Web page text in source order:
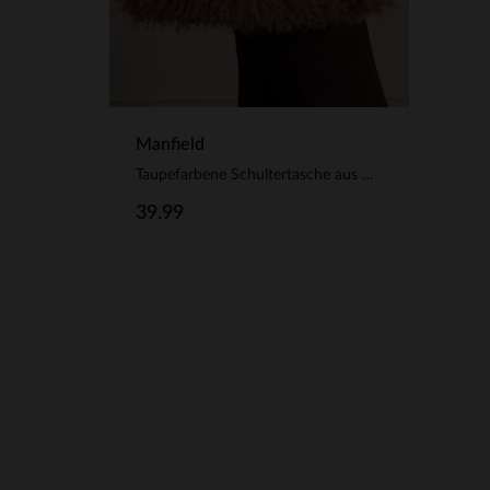
Manfield
Taupefarbene Schultertasche aus Kunstfell
39.99